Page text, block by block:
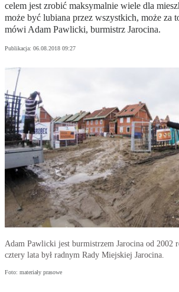
celem jest zrobić maksymalnie wiele dla
może być lubiana przez wszystkich, może za
mówi Adam Pawlicki, burmistrz Jarocina.
Publikacja: 06.08.2018 09:27
Adam Pawlicki jest burmistrzem Jarocina od 2002
cztery lata był radnym Rady Miejskiej Jarocina.
Foto: materiały prasowe